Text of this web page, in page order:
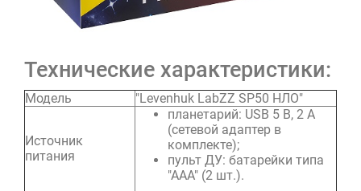
Технические характеристики:
Модель "Levenhuk LabZZ SP50 НЛО"
Источник
питания
планетарий: USB 5 В, 2 А
(сетевой адаптер в
комплекте);
пульт ДУ: батарейки типа
"ААА" (2 шт.).